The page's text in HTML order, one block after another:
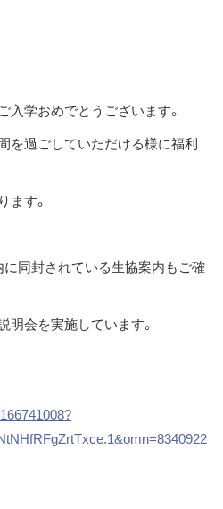
入学おめでとうございます。
を過ごしていただける様に福利
ます。
に同封されている生協案内もご確
会を実施しています。